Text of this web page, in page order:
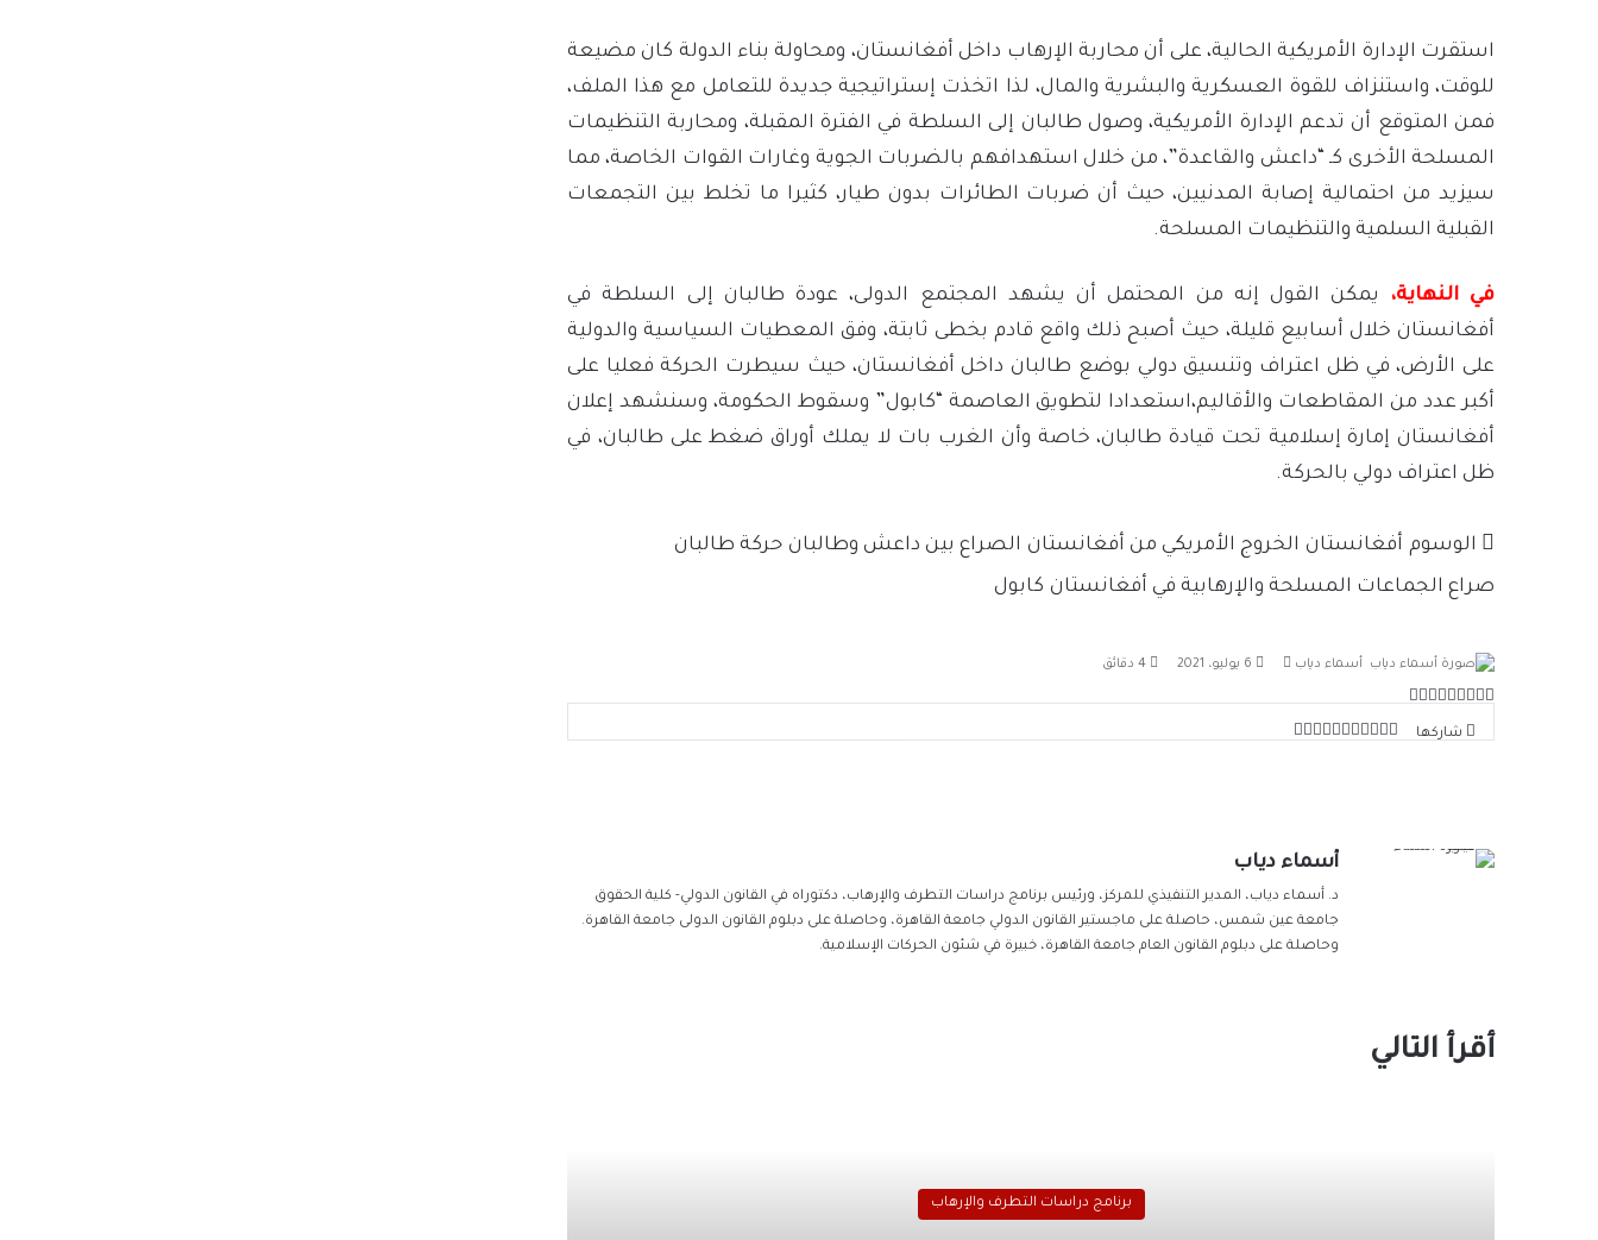
استقرت الإدارة الأمريكية الحالية، على أن محاربة الإرهاب داخل أفغانستان، ومحاولة بناء الدولة كان مضيعة
للوقت، واستنزاف للقوة العسكرية والبشرية والمال، لذا اتخذت إستراتيجية جديدة للتعامل مع هذا الملف،
فمن المتوقع أن تدعم الإدارة الأمريكية، وصول طالبان إلى السلطة في الفترة المقبلة، ومحاربة التنظيمات
المسلحة الأخرى كـ “داعش والقاعدة”، من خلال استهدافهم بالضربات الجوية وغارات القوات الخاصة، مما
سيزيد من احتمالية إصابة المدنيين، حيث أن ضربات الطائرات بدون طيار، كثيرا ما تخلط بين التجمعات
القبلية السلمية والتنظيمات المسلحة.
في النهاية،
يمكن القول إنه من المحتمل أن يشهد المجتمع الدولى، عودة طالبان إلى السلطة في
أفغانستان خلال أسابيع قليلة، حيث أصبح ذلك واقع قادم بخطى ثابتة، وفق المعطيات السياسية والدولية
على الأرض، في ظل اعتراف وتنسيق دولي بوضع طالبان داخل أفغانستان، حيث سيطرت الحركة فعليا على
أكبر عدد من المقاطعات والأقاليم،استعدادا لتطويق العاصمة “كابول” وسقوط الحكومة، وسنشهد إعلان
أفغانستان إمارة إسلامية تحت قيادة طالبان، خاصة وأن الغرب بات لا يملك أوراق ضغط على طالبان، في
ظل اعتراف دولي بالحركة.
الوسوم أفغانستان الخروج الأمريكي من أفغانستان الصراع بين داعش وطالبان حركة طالبان
صراع الجماعات المسلحة والإرهابية في أفغانستان كابول
أسماء دياب
أرسل 6 يوليو، 2021
شاركها
أسماء دياب
د. أسماء دياب، المدير التنفيذي للمركز، ورئيس برنامج دراسات التطرف والإرهاب، دكتوراه في القانون الدولي- كلية الحقوق
جامعة عين شمس، حاصلة على ماجستير القانون الدولي جامعة القاهرة، وحاصلة على دبلوم القانون الدولى جامعة القاهرة.
وحاصلة على دبلوم القانون العام جامعة القاهرة، خبيرة في شئون الحركات الإسلامية.
أقرأ التالي
برنامج دراسات التطرف والإرهاب